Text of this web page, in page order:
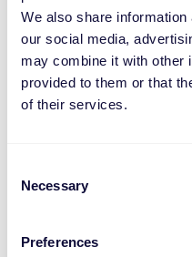
We also share
our social media,
may combine it with other
provided to them or that
of their services.
Selection
Necessary
Preferences